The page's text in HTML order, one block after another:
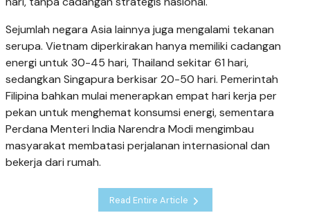
Sejumlah negara Asia lainnya juga mengalami tekanan
serupa. Vietnam diperkirakan hanya memiliki cadangan
energi untuk 30-45 hari, Thailand sekitar 61 hari,
sedangkan Singapura berkisar 20-50 hari. Pemerintah
Filipina bahkan mulai menerapkan empat hari kerja per
pekan untuk menghemat konsumsi energi, sementara
Perdana Menteri India Narendra Modi mengimbau
masyarakat membatasi perjalanan internasional dan
bekerja dari rumah.
Read Entire Article